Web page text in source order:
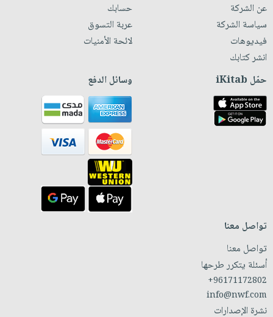
عن الشركة
سياسة الشركة
فيديوهات
انشر كتابك
حسابك
عربة التسوق
لائحة الأمنيات
حمّل iKitab وسائل الدفع
تواصل معنا
تواصل معنا
أسئلة يتكرر طرحها
+96171172802
info@nwf.com
نشرة الإصدارات